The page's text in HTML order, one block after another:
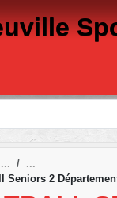
Seniors 2
cookies